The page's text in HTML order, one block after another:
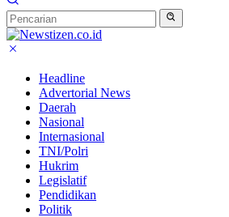
Headline
Advertorial News
Daerah
Nasional
Internasional
TNI/Polri
Hukrim
Legislatif
Pendidikan
Politik